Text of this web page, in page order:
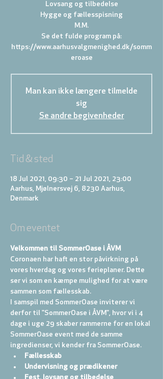
Lovsang og tilbedelse
Hygge og fællesspisning
M.M.
Se det fulde program på:
https://www.aarhusvalgmenighed.dk/somm
eroase
Man kan ikke længere tilmelde
sig
Se andre begivenheder
Tid & sted
18 Jul 2021, 09:30 – 21 Jul 2021, 23:00
Aarhus, Mjølnersvej 6, 8230 Aarhus,
Denmark
Om eventet
Velkommen til SommerOase i ÅVM
Coronaen har haft en stor påvirkning på
vores hverdag og vores ferieplaner. Dette
ser vi som en kæmpe mulighed for at være
sammen som fællesskab.
I samspil med SommerOase inviterer vi
derfor til "SommerOase i ÅVM", hvor vi i 4
dage i uge 29 skaber rammerne for en lokal
SommerOase event med de samme
ingredienser, vi kender fra SommerOase.
Fællesskab
Undervisning og prædikener